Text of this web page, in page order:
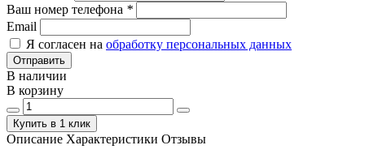
Ваш номер телефона *
Email
Я согласен на обработку персональных данных
Отправить
В наличии
В корзину
Купить в 1 клик
Описание Характеристики Отзывы